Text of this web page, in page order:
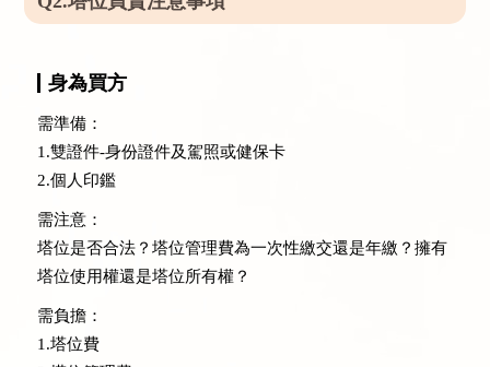
身為買方
需準備：
1.雙證件-身份證件及駕照或健保卡
2.個人印鑑
需注意：
塔位是否合法？塔位管理費為一次性繳交還是年繳？擁有
塔位使用權還是塔位所有權？
需負擔：
1.塔位費